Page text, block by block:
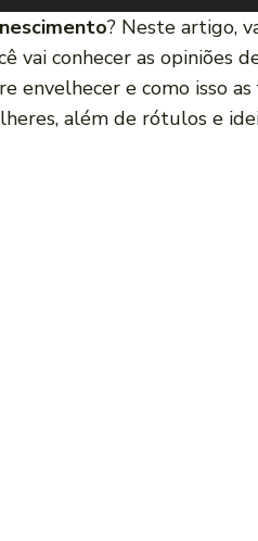
? Neste artigo,
vai conhecer as opiniões
envelhecer e como isso as
além de rótulos e